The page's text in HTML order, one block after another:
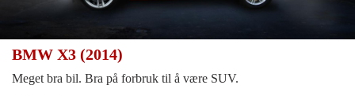
BMW X3 (2014)
Meget bra bil. Bra på forbruk til å være SUV.